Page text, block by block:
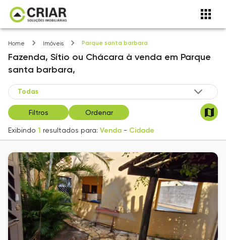
Home Imóveis Parque santa barbara
Fazenda, Sítio ou Chácara à venda em Parque
santa barbara,
Filtros Ordenar
Exibindo 1 resultados para: Venda - Cidade